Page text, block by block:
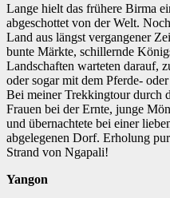
Lange hielt das frühere Birma
abgeschottet von der Welt.
Land aus längst vergangener
bunte Märkte, schillernde
Landschaften warteten darauf,
oder sogar mit dem Pferde-
Bei meiner Trekkingtour durch
Frauen bei der Ernte, junge
und übernachtete bei einer
abgelegenen Dorf. Erholung
Strand von Ngapali!
Yangon